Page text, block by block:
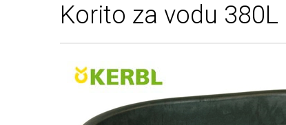
Korito za vodu 380L